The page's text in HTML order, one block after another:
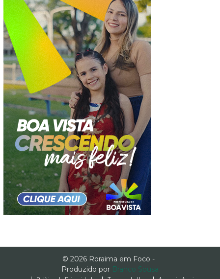
© 2026 Roraima em Foco -
Produzido por Branco Sousa